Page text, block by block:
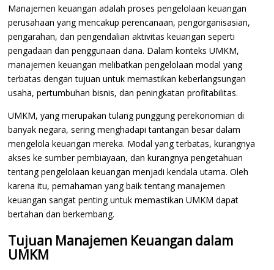
Manajemen keuangan adalah proses pengelolaan keuangan
perusahaan yang mencakup perencanaan, pengorganisasian,
pengarahan, dan pengendalian aktivitas keuangan seperti
pengadaan dan penggunaan dana. Dalam konteks UMKM,
manajemen keuangan melibatkan pengelolaan modal yang
terbatas dengan tujuan untuk memastikan keberlangsungan
usaha, pertumbuhan bisnis, dan peningkatan profitabilitas.
UMKM, yang merupakan tulang punggung perekonomian di
banyak negara, sering menghadapi tantangan besar dalam
mengelola keuangan mereka. Modal yang terbatas, kurangnya
akses ke sumber pembiayaan, dan kurangnya pengetahuan
tentang pengelolaan keuangan menjadi kendala utama. Oleh
karena itu, pemahaman yang baik tentang manajemen
keuangan sangat penting untuk memastikan UMKM dapat
bertahan dan berkembang.
Tujuan Manajemen Keuangan dalam
UMKM